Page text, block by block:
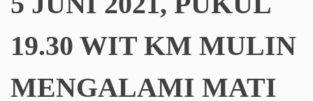
19.30 WIT KM MULIN
MENGALAMI MATI